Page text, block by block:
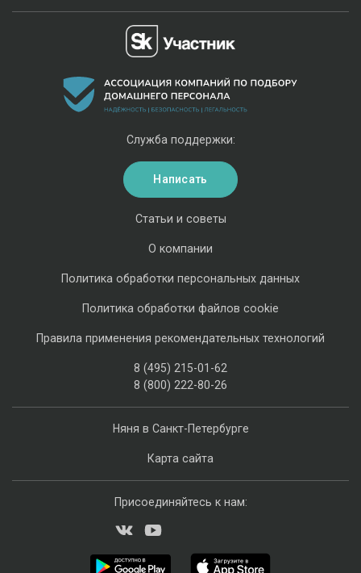
Няня в Санкт-Петербурге
Карта сайта
Статьи и советы
О компании
Политика обработки персональных данных
Политика обработки файлов cookie
Правила применения рекомендательных технологий
8 (495) 215-01-62
8 (800) 222-80-26
Служба поддержки:
Написать
Присоединяйтесь к нам: